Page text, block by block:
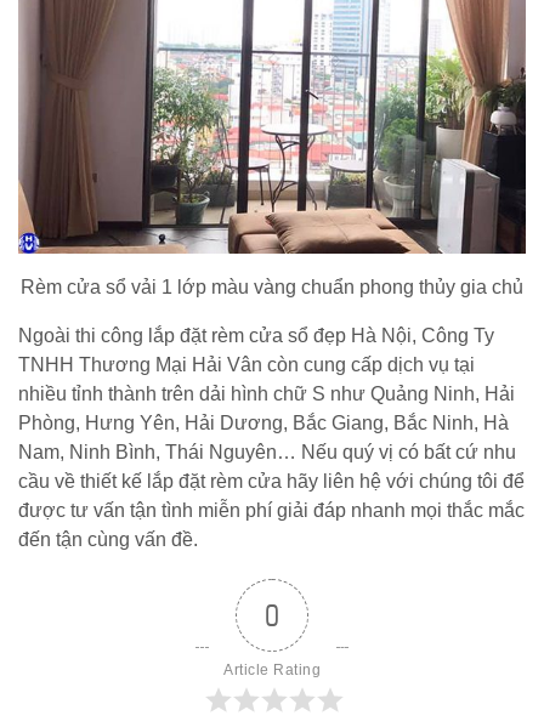
Rèm cửa sổ vải 1 lớp màu vàng chuẩn phong thủy gia chủ
Ngoài thi công lắp đặt rèm cửa sổ đẹp Hà Nội, Công Ty
TNHH Thương Mại Hải Vân còn cung cấp dịch vụ tại
nhiều tỉnh thành trên dải hình chữ S như Quảng Ninh, Hải
Phòng, Hưng Yên, Hải Dương, Bắc Giang, Bắc Ninh, Hà
Nam, Ninh Bình, Thái Nguyên… Nếu quý vị có bất cứ nhu
cầu về thiết kế lắp đặt rèm cửa hãy liên hệ với chúng tôi để
được tư vấn tận tình miễn phí giải đáp nhanh mọi thắc mắc
đến tận cùng vấn đề.
0
Article Rating